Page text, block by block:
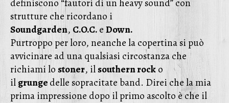
definiscono “fautori di un heavy sound” con
strutture che ricordano i
Soundgarden, C.O.C.eDown.
Purtroppo per loro, neanche la copertina si può
avvicinare ad una qualsiasi circostanza che
richiami lostoner, ilsouthern rocko
ilgrungedelle sopracitate band. Direi che la mia
prima impressione dopo il primo ascolto è che il